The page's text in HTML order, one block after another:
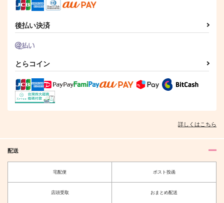
後払い決済
とらコイン
詳しくはこちら
配送
宅配便 ポスト投函
店頭受取 おまとめ配送